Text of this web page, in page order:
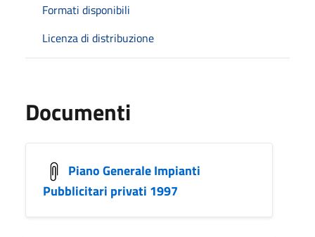
Formati disponibili
Licenza di distribuzione
Documenti
Piano Generale Impianti
Pubblicitari privati 1997